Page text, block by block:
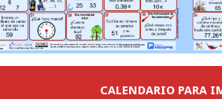
CALENDARIO PARA